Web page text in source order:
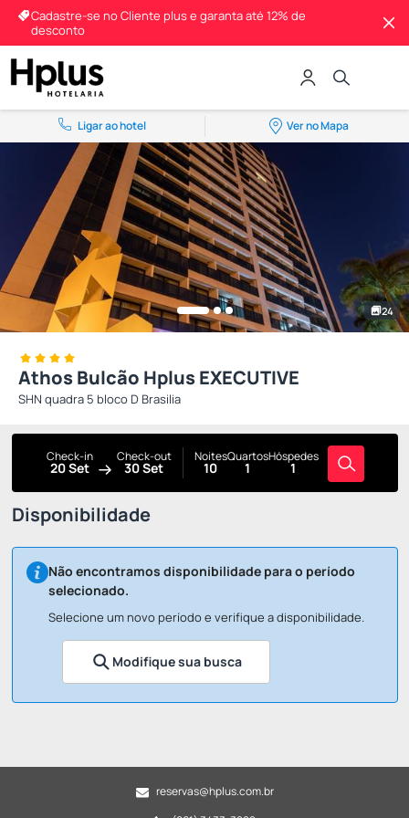
Cadastre-se no Cliente plus e garanta até 12% de
desconto
Ligar ao hotel Ver no Mapa
24
Athos Bulcão Hplus EXECUTIVE
SHN quadra 5 bloco D Brasilia
Check-in
20 Set
Check-out
30 Set
Noites
10
Quartos
1
Hóspedes
1
Disponibilidade
Não encontramos disponibilidade para o período
selecionado.
Selecione um novo período e verifique a disponibilidade.
Modifique sua busca
reservas@hplus.com.br